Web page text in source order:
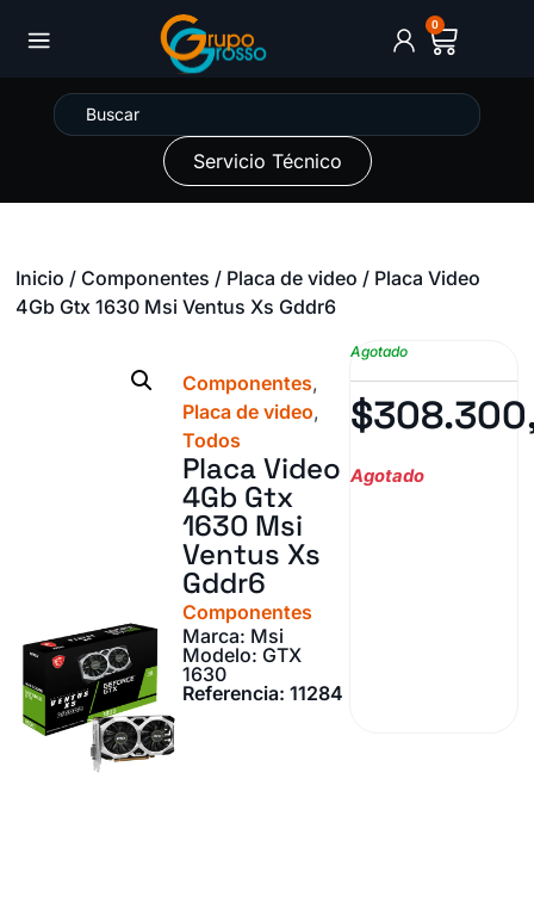
0
Servicio Técnico
Inicio / Componentes / Placa de video / Placa Video
4Gb Gtx 1630 Msi Ventus Xs Gddr6
Componentes,
Placa de video,
Todos
Placa Video
4Gb Gtx
1630 Msi
Ventus Xs
Gddr6
Componentes
Marca: Msi
Modelo: GTX
1630
Referencia: 11284
Agotado
$
Agotado